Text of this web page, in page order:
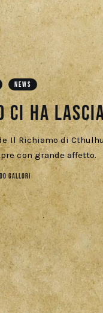
NEWS
ci ha
Il Richiamo di
con grande affetto.
GALLORI